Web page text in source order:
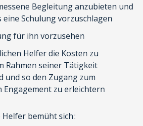
Begleitung anzubieten und
Schulung vorzuschlagen
für ihn vorzusehen
Helfer die Kosten zu
Rahmen seiner Tätigkeit
und so den Zugang zum
Engagement zu erleichtern
bemüht sich :